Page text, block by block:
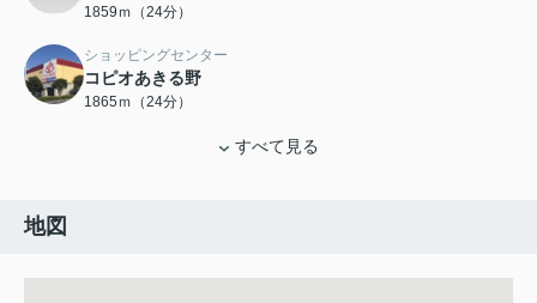
1859ｍ（24分）
ショッピングセンター
コピオあきる野
1865ｍ（24分）
すべて見る
地図